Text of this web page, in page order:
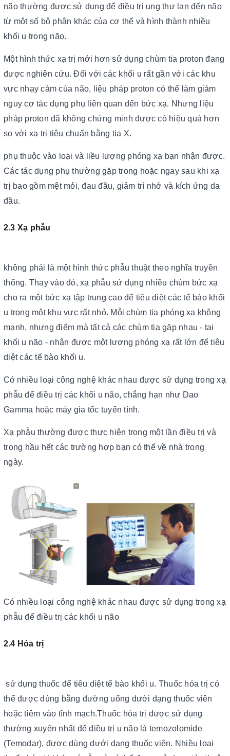
não thường được sử dụng để điều trị ung thư lan đến não
từ một số bộ phận khác của cơ thể và hình thành nhiều
khối u trong não.
Một hình thức xạ trị mới hơn sử dụng chùm tia proton đang
được nghiên cứu. Đối với các khối u rất gần với các khu
vực nhạy cảm của não, liệu pháp proton có thể làm giảm
nguy cơ tác dụng phụ liên quan đến bức xạ. Nhưng liệu
pháp proton đã không chứng minh được có hiệu quả hơn
so với xạ trị tiêu chuẩn bằng tia X.
phụ thuộc vào loại và liều lượng phóng xạ bạn nhận được.
Các tác dụng phụ thường gặp trong hoặc ngay sau khi xạ
trị bao gồm mệt mỏi, đau đầu, giảm trí nhớ và kích ứng da
đầu.
2.3 Xạ phẫu
không phải là một hình thức phẫu thuật theo nghĩa truyền
thống. Thay vào đó, xạ phẫu sử dụng nhiều chùm bức xạ
cho ra một bức xạ tập trung cao để tiêu diệt các tế bào khối
u trong một khu vực rất nhỏ. Mỗi chùm tia phóng xạ không
mạnh, nhưng điểm mà tất cả các chùm tia gặp nhau - tại
khối u não - nhận được một lượng phóng xạ rất lớn để tiêu
diệt các tế bào khối u.
Có nhiều loại công nghệ khác nhau được sử dụng trong xạ
phẫu để điều trị các khối u não, chẳng hạn như Dao
Gamma hoặc máy gia tốc tuyến tính.
Xạ phẫu thường được thực hiện trong một lần điều trị và
trong hầu hết các trường hợp bạn có thể về nhà trong
ngày.
Có nhiều loại công nghệ khác nhau được sử dụng trong xạ
phẫu để điều trị các khối u não
2.4 Hóa trị
sử dụng thuốc để tiêu diệt tế bào khối u. Thuốc hóa trị có
thể được dùng bằng đường uống dưới dạng thuốc viên
hoặc tiêm vào tĩnh mạch.Thuốc hóa trị được sử dụng
thường xuyên nhất để điều trị u não là temozolomide
(Temodar), được dùng dưới dạng thuốc viên. Nhiều loại